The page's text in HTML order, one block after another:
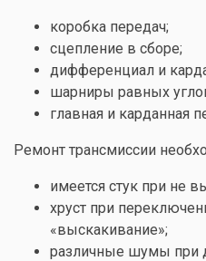
коробка передач;
сцепление в сборе;
дифференциал и
шарниры равных
главная и карданная
Ремонт трансмиссии
имеется стук при не
хруст при
«выскакивание»;
различные шумы при